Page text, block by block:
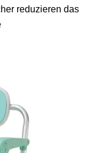
reduzieren das